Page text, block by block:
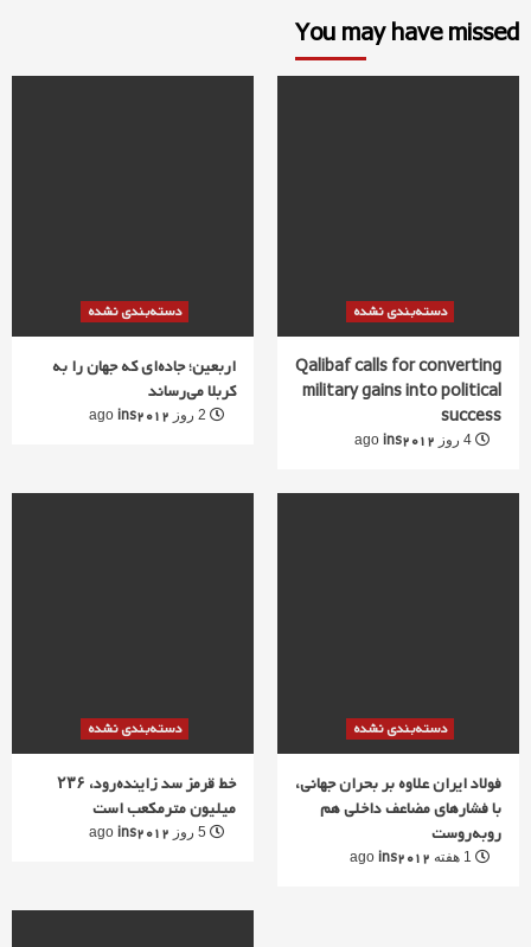
You may have missed
دسته‌بندی نشده
اربعین؛ جاده‌ای که جهان را به
کربلا می‌رساند
ins2012
دسته‌بندی نشده
Qalibaf calls for converting
military gains into political
success
ins2012
دسته‌بندی نشده
خط قرمز سد زاینده‌رود، ۲۳۶
میلیون مترمکعب است
ins2012
دسته‌بندی نشده
فولاد ایران علاوه بر بحران جهانی،
با فشارهای مضاعف داخلی هم
روبه‌روست
ins2012